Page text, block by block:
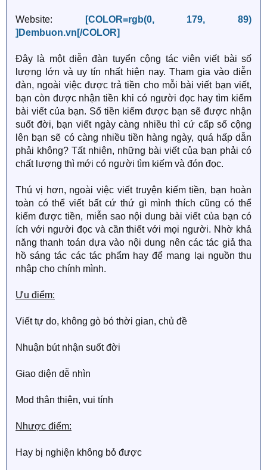
Website:
[COLOR=rgb(0, 179, 89)
]Dembuon.vn[/COLOR]
Đây là một diễn đàn tuyển cộng tác viên viết bài số
lượng lớn và uy tín nhất hiện nay. Tham gia vào diễn
đàn, ngoài việc được trả tiền cho mỗi bài viết bạn viết,
bạn còn được nhận tiền khi có người đọc hay tìm kiếm
bài viết của bạn. Số tiền kiếm được bạn sẽ được nhận
suốt đời, bạn viết ngày càng nhiều thì cứ cấp số cộng
lên bạn sẽ có càng nhiều tiền hàng ngày, quá hấp dẫn
phải không? Tất nhiên, những bài viết của bạn phải có
chất lượng thì mới có người tìm kiếm và đón đọc.
Thú vị hơn, ngoài việc viết truyện kiếm tiền, bạn hoàn
toàn có thể viết bất cứ thứ gì mình thích cũng có thể
kiếm được tiền, miễn sao nội dung bài viết của bạn có
ích với người đọc và cần thiết với mọi người. Nhờ khả
năng thanh toán dựa vào nội dung nên các tác giả tha
hồ sáng tác các tác phẩm hay để mang lại nguồn thu
nhập cho chính mình.
Ưu điểm:
Viết tự do, không gò bó thời gian, chủ đề
Nhuận bút nhận suốt đời
Giao diện dễ nhìn
Mod thân thiện, vui tính
Nhược điểm:
Hay bị nghiện không bỏ được